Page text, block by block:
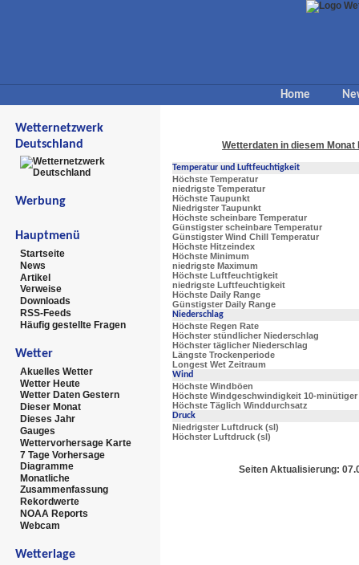
Home
Wetternetzwerk
Deutschland
Werbung
Hauptmenü
Startseite
News
Artikel
Verweise
Downloads
RSS-Feeds
Häufig gestellte Fragen
Wetter
Akuelles Wetter
Wetter Heute
Wetter Daten Gestern
Dieser Monat
Dieses Jahr
Gauges
Wettervorhersage Karte
7 Tage Vorhersage
Diagramme
Monatliche
Zusammenfassung
Rekordwerte
NOAA Reports
Webcam
Wetterlage
Wetterdaten in diesem
Temperatur und Luftfeuchtigkeit
Höchste Temperatur
niedrigste Temperatur
Höchste Taupunkt
Niedrigster Taupunkt
Höchste scheinbare Temperatur
Günstigster scheinbare Temperatur
Günstigster Wind Chill Temperatur
Höchste Hitzeindex
Höchste Minimum
niedrigste Maximum
Höchste Luftfeuchtigkeit
niedrigste Luftfeuchtigkeit
Höchste Daily Range
Günstigster Daily Range
Niederschlag
Höchste Regen Rate
Höchster stündlicher Niederschlag
Höchster täglicher Niederschlag
Längste Trockenperiode
Longest Wet Zeitraum
Wind
Höchste Windböen
Höchste Windgeschwindigkeit 10-
Höchste Täglich Winddurchsatz
Druck
Niedrigster Luftdruck (sl)
Höchster Luftdruck (sl)
Seiten Aktualisierung: